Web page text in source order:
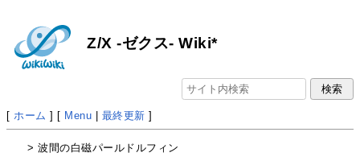
Z/X -ゼクス- Wiki*
[ ホーム ] [ Menu | 最終更新 ]
> 波間の白磁パールドルフィン